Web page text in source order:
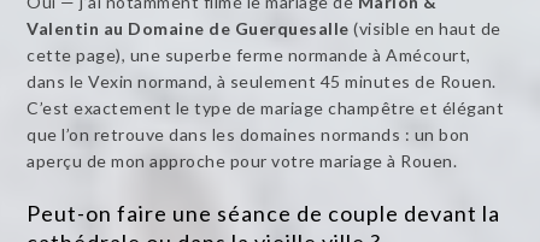
Valentin au Domaine de Guerquesalle (visible en haut de
cette page), une superbe ferme normande à Amécourt,
dans le Vexin normand, à seulement 45 minutes de Rouen.
C’est exactement le type de mariage champêtre et élégant
que l’on retrouve dans les domaines normands : un bon
aperçu de mon approche pour votre mariage à Rouen.
Peut-on faire une séance de couple devant la